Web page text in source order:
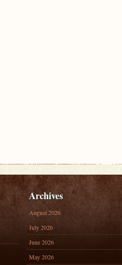
Archives
August 2026
July 2026
June 2026
May 2026